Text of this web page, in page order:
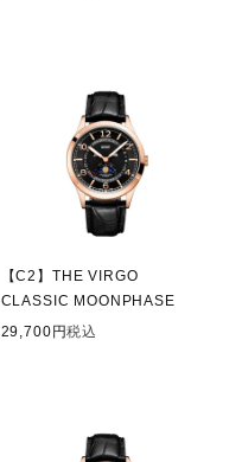
【C2】THE VIRGO
CLASSIC MOONPHASE
29,700
税込